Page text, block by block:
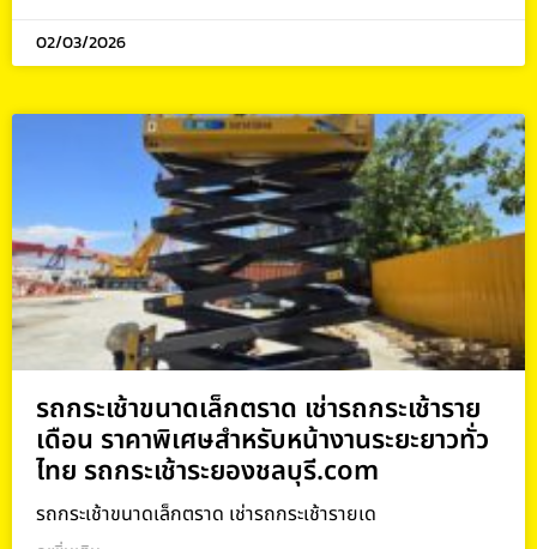
02/03/2026
รถกระเช้าขนาดเล็กตราด เช่ารถกระเช้าราย
เดือน ราคาพิเศษสำหรับหน้างานระยะยาวทั่ว
ไทย รถกระเช้าระยองชลบุรี.com
รถกระเช้าขนาดเล็กตราด เช่ารถกระเช้ารายเด